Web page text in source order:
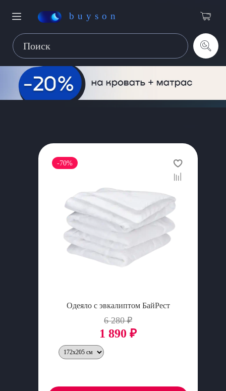
buyson
-70%
Одеяло с эвкалиптом БайРест
6 280 ₽
1 890 ₽